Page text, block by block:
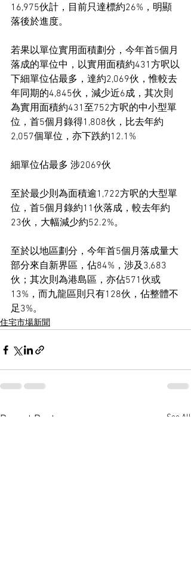
16,975伙計，目前只達標約26%，明顯
落後於進度。
若果以單位實用面積劃分，今年首5個月
落成的單位中，以實用面積約431方呎以
下細單位佔最多，達約2,069伙，惟較去
年同期的4,845伙，減少近6成，其次則
為實用面積約431至752方呎的中小型單
位，首5個月錄得1,808伙，比去年約
2,057個單位，亦下跌約12.1%
細單位佔最多 涉2069伙
至於最少則為面積逾1,722方呎的大型單
位，首5個月錄約11伙落成，較去年約
23伙，大幅減少約52.2%。
至於以地區劃分，今年首5個月落成量大
部分來自新界區，佔84%，涉及3,683
伙；其次則為港島區，亦佔571伙或
13%，而九龍區則只有128伙，佔整體不
足3%。
住宅市場新聞
Recent Posts See All